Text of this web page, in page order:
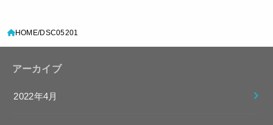
HOME DSC05201
アーカイブ
2022年4月